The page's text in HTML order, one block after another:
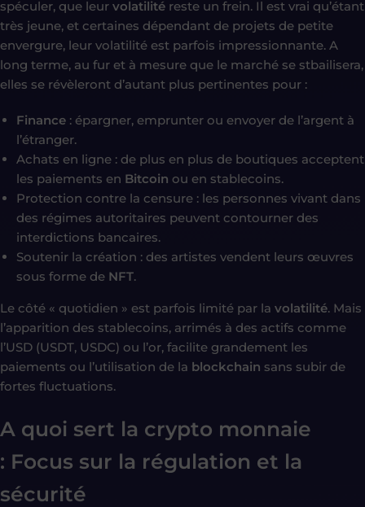
spéculer, que leur volatilité reste un frein. Il est vrai qu’étant
très jeune, et certaines dépendant de projets de petite
envergure, leur volatilité est parfois impressionnante. A
long terme, au fur et à mesure que le marché se stbailisera,
elles se révèleront d’autant plus pertinentes pour :
Finance : épargner, emprunter ou envoyer de l’argent à
l’étranger.
Achats en ligne : de plus en plus de boutiques acceptent
les paiements en Bitcoin ou en stablecoins.
Protection contre la censure : les personnes vivant dans
des régimes autoritaires peuvent contourner des
interdictions bancaires.
Soutenir la création : des artistes vendent leurs œuvres
sous forme de NFT.
Le côté « quotidien » est parfois limité par la volatilité. Mais
l’apparition des stablecoins, arrimés à des actifs comme
l’USD (USDT, USDC) ou l’or, facilite grandement les
paiements ou l’utilisation de la blockchain sans subir de
fortes fluctuations.
A quoi sert la crypto monnaie
: Focus sur la régulation et la
sécurité